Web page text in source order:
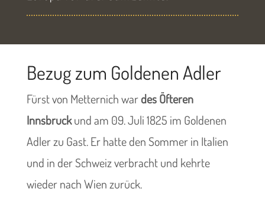
Bezug zum Goldenen Adler
Fürst von Metternich wardes Öfteren
Innsbruckund am 09. Juli 1825 im Goldenen
Adler zu Gast. Er hatte den Sommer in Italien
und in der Schweiz verbracht und kehrte
wieder nach Wien zurück.